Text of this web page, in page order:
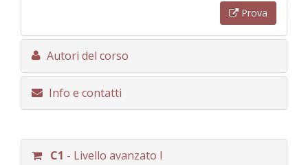
Prova
Autori del corso
Info e contatti
C1 - Livello avanzato I